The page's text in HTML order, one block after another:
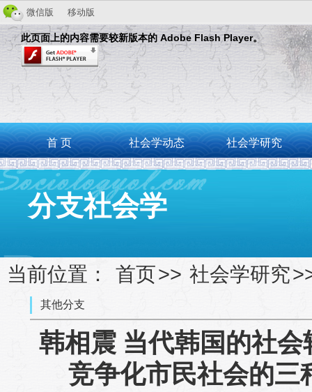
微信版 移动版
此页面上的内容需要较新版本的 Adobe Flash Player。
首 页 社会学动态 社会学研究
分支社会学
当前位置： 首页>> 社会学研究
其他分支
韩相震 当代韩国的社
竞争化市民社会的三